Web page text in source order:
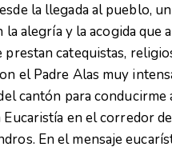
la llegada al pueblo,
la alegría y la acogida
catequistas,
el Padre Alas muy
cantón para
en el corredor
En el mensaje